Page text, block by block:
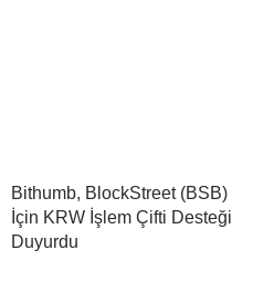
Bithumb, BlockStreet (BSB)
İçin KRW İşlem Çifti Desteği
Duyurdu